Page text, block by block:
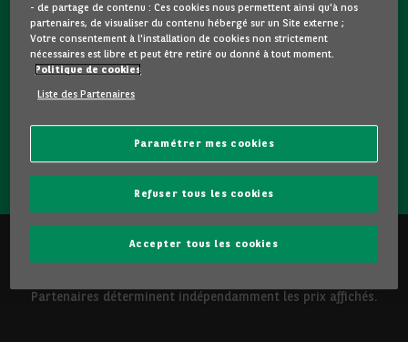
Vous souhaitez une précision sur un modèle qui vous plait
? Vous hésitez entre deux voitures d'occasion ?
Contactez-nous ! Nous répondrons à vos questions et vous
Les véhicules présentés ci-dessus sont proposés par Arval
Partenaires déterminent indépendamment les prix affichés.
- de partage de contenu : Ces cookies nous permettent ainsi qu'à nos
partenaires, de visualiser du contenu hébergé sur un Site externe ;
Votre consentement à l'installation de cookies non strictement
nécessaires est libre et peut être retiré ou donné à tout moment.
Politique de cookies
Liste des Partenaires
Paramétrer mes cookies
Refuser tous les cookies
Accepter tous les cookies